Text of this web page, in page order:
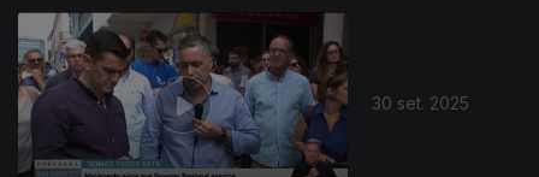
30 set. 2025